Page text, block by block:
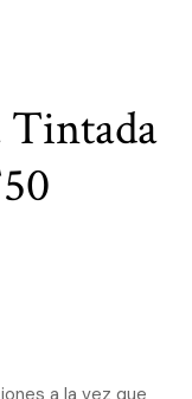
a la vez que